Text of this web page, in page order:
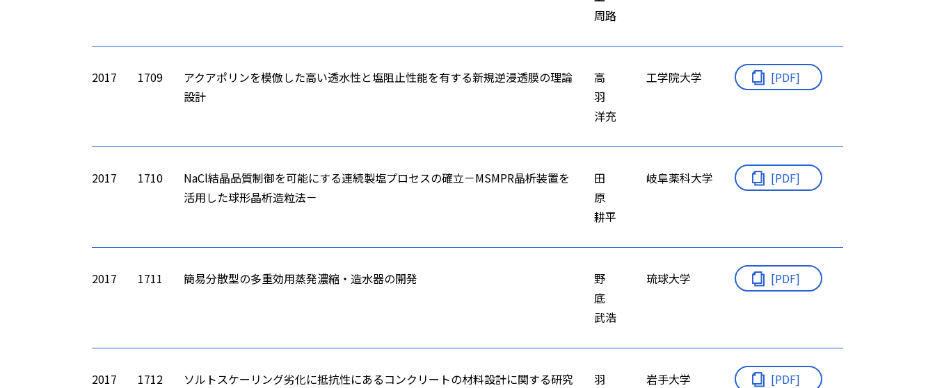
周路
2017 1709
アクアポリンを模倣した高い透水性と塩阻止性能を有する新規逆浸透膜の理論
設計
高
羽
洋充
工学院大学 [PDF]
2017 1710
NaCl結晶品質制御を可能にする連続製塩プロセスの確立－MSMPR晶析装置を
活用した球形晶析造粒法－
田
原
耕平
岐阜薬科大学 [PDF]
2017 1711 簡易分散型の多重効用蒸発濃縮・造水器の開発
野
底
武浩
琉球大学 [PDF]
2017 1712 ソルトスケーリング劣化に抵抗性にあるコンクリートの材料設計に関する研究
羽
岩手大学 [PDF]